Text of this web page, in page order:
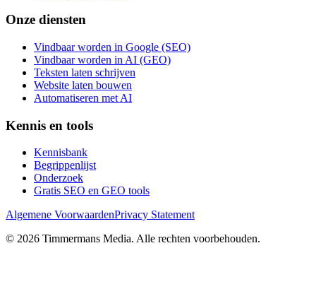
Onze diensten
Vindbaar worden in Google (SEO)
Vindbaar worden in AI (GEO)
Teksten laten schrijven
Website laten bouwen
Automatiseren met AI
Kennis en tools
Kennisbank
Begrippenlijst
Onderzoek
Gratis SEO en GEO tools
Algemene VoorwaardenPrivacy Statement
© 2026 Timmermans Media. Alle rechten voorbehouden.